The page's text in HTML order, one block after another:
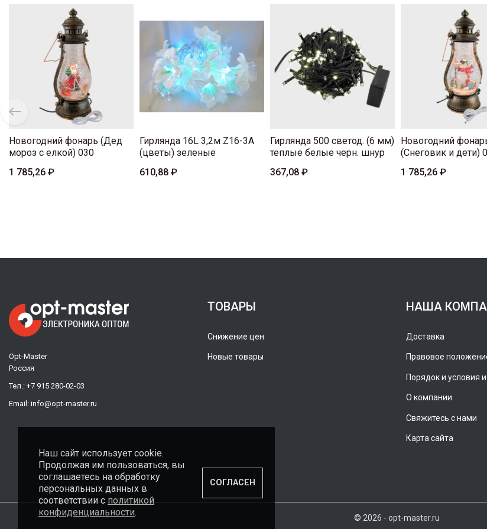
Новогодний фонарь (Дед
мороз с елкой) 030
1 785,26 ₽
Гирлянда 16L 3,2м Z16-3A
(цветы) зеленые
610,88 ₽
Гирлянда 500 светод. (6 мм)
теплые белые черн. шнур
367,08 ₽
Новогодний
(Снеговик и дети)
1 785,26 ₽
Opt-Master
Россия
Тел.: +7 915 280-02-03
Email: info@opt-master.ru
ТОВАРЫ
Снижение цен
Новые товары
НАША
Доставка
Правовое
Порядок и условия
О компании
Свяжитесь с нами
Карта сайта
© 2026 - opt-master.ru
Наш сайт использует cookie.
Продолжая им пользоваться, вы
соглашаетесь на обработку
персональных данных в
соответствии сполитикой
конфиденциальности.
СОГЛАСЕН